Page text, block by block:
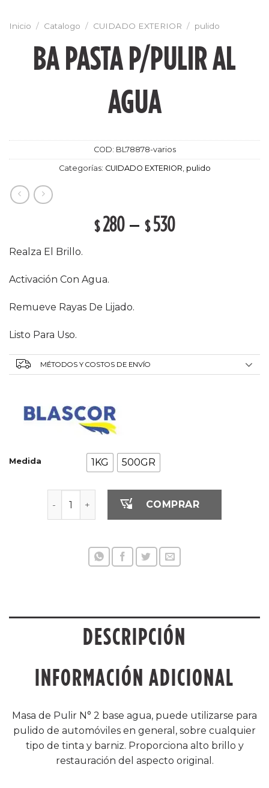
Inicio / Catalogo / CUIDADO EXTERIOR / pulido
BA PASTA P/PULIR AL
AGUA
COD: BL78878-varios
Categorías: CUIDADO EXTERIOR pulido
$ 280– $ 530
Realza El Brillo.
Activación Con Agua.
Remueve Rayas De Lijado.
Listo Para Uso.
MÉTODOS Y COSTOS DE ENVÍO
Medida 1KG 500GR
BA PASTA P/PULIR AL AGUA cantidad
COMPRAR
DESCRIPCIÓN
INFORMACIÓN ADICIONAL
Masa de Pulir N° 2 base agua, puede utilizarse para
pulido de automóviles en general, sobre cualquier
tipo de tinta y barniz. Proporciona alto brillo y
restauración del aspecto original.